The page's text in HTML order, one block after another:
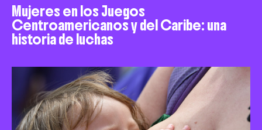
Mujeres en los Juegos
Centroamericanos y del Caribe: una
historia de luchas